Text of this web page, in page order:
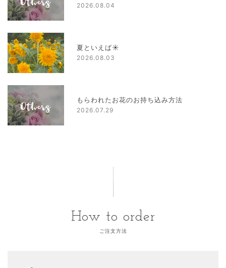
2026.08.04
夏といえば☀
2026.08.03
もらわれたお花のお持ち込み方法
2026.07.29
How to order
ご注文方法